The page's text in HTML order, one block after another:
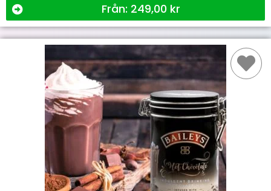
Från: 249,00 kr